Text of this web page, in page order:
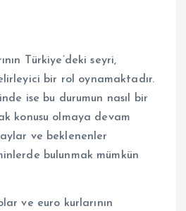
Türkiye’deki seyri,
bir rol oynamaktadır.
ise bu durumun nasıl bir
konusu olmaya devam
ve beklenenler
bulunmak mümkün
ve euro kurlarının